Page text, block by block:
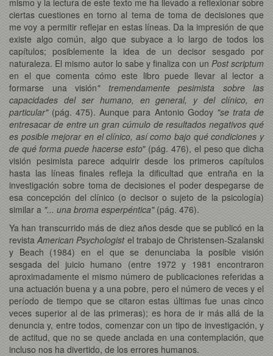
ciertas cuestiones en torno al tema de toma de decisiones que
me voy a permitir reflejar en estas líneas. Da la impresión de que
existe algo común, algo que subyace a lo largo de todos los
capítulos; posiblemente la idea de un decisor sesgado por
naturaleza. El mismo autor lo sabe y finaliza con un Post scriptum
en el que comenta cómo este libro puede llevar al lector a
formarse una visión" tremendamente pesimista sobre las
capacidades del ser humano, en general, y del clínico, en
particular"(pág. 475). Aunque para Antonio Godoy "se trata de
entresacar de entre un gran cúmulo de resultados negativos qué
es posible mejorar en el clínico, así como bajo qué condiciones y
de qué forma puede hacerse esto" (pág. 476), el peso que dicha
visión pesimista parece adquirir desde los primeros capítulos
hasta las líneas finales refleja la dificultad que entraña en la
investigación sobre toma de decisiones el poder despegarse de
esa concepción del clínico (o decisor o sujeto de la psicología)
similar a "... una broma esperpéntica" (pág. 476).
Ya han transcurrido más de diez años desde que se publicó en la
revistaAmerican Psychologist el trabajo de Christensen-Szalanski
y Beach (1984) en el que se denunciaba la posible visión
sesgada del juicio humano (entre 1972 y 1981 encontraron
aproximadamente el mismo número de publicaciones referidas a
una actuación buena y a una pobre, pero el número de veces y el
período de tiempo que se citaron estas últimas fue unas cinco
veces superior al de las primeras); es hora de ir más allá de la
denuncia y, entre todos, comenzar con un tipo de investigación, y
de actitud, que no se quede anclada en una contemplación, que
incluso nos ha divertido, de los errores humanos.